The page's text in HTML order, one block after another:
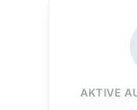
AKTIVE